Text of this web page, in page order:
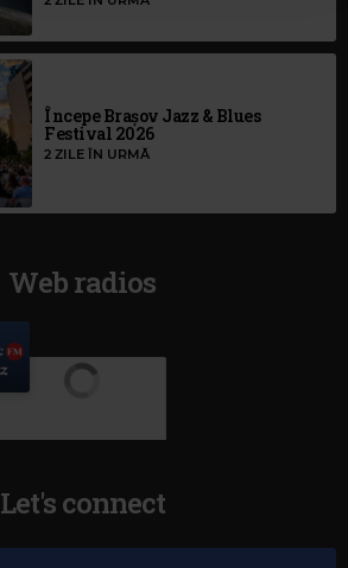
Începe Brașov Jazz & Blues
Festival 2026
2 ZILE ÎN URMĂ
Web radios
Let's connect